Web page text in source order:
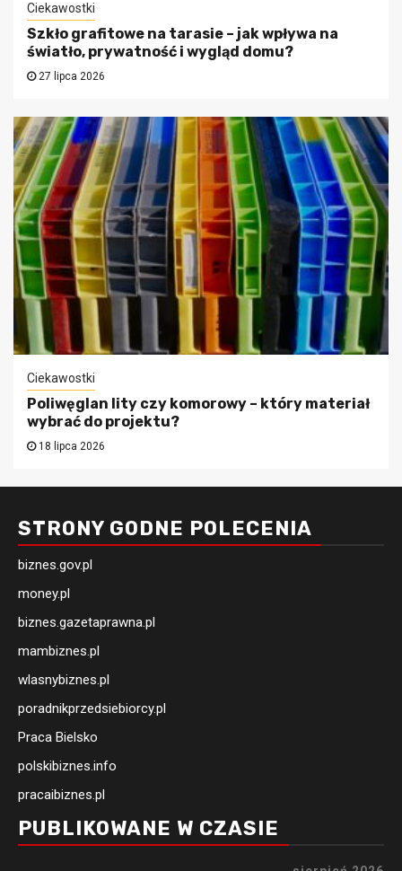
Ciekawostki
Szkło grafitowe na tarasie – jak wpływa na
światło, prywatność i wygląd domu?
27 lipca 2026
Ciekawostki
Poliwęglan lity czy komorowy – który materiał
wybrać do projektu?
18 lipca 2026
STRONY GODNE POLECENIA
biznes.gov.pl
money.pl
biznes.gazetaprawna.pl
mambiznes.pl
wlasnybiznes.pl
poradnikprzedsiebiorcy.pl
Praca Bielsko
polskibiznes.info
pracaibiznes.pl
PUBLIKOWANE W CZASIE